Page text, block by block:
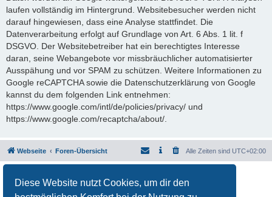
Diese Website nutzt Cookies, um dir den
laufen vollständig im Hintergrund. Websitebesucher werden nicht
darauf hingewiesen, dass eine Analyse stattfindet. Die
Datenverarbeitung erfolgt auf Grundlage von Art. 6 Abs. 1 lit. f
DSGVO. Der Websitebetreiber hat ein berechtigtes Interesse
daran, seine Webangebote vor missbräuchlicher automatisierter
Ausspähung und vor SPAM zu schützen. Weitere Informationen zu
Google reCAPTCHA sowie die Datenschutzerklärung von Google
kannst du dem folgenden Link entnehmen:
https://www.google.com/intl/de/policies/privacy/ und
https://www.google.com/recaptcha/about/.
Webseite Foren-Übersicht Alle Zeiten sind UTC+02:00
Deutsche Übersetzung durchphpBB.de
Datenschutz|Nutzungsbedingungen